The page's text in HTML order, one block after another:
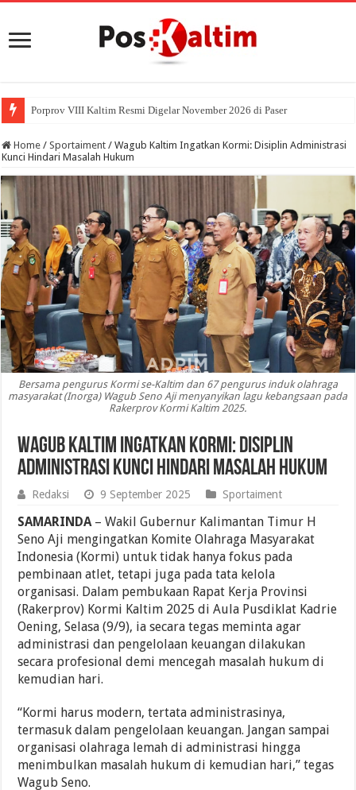
Porprov VIII Kaltim Resmi Digelar November 2026 di Paser
Home / Sportaiment / Wagub Kaltim Ingatkan Kormi: Disiplin Administrasi
Kunci Hindari Masalah Hukum
Bersama pengurus Kormi se-Kaltim dan 67 pengurus induk olahraga
masyarakat (Inorga) Wagub Seno Aji menyanyikan lagu kebangsaan pada
Rakerprov Kormi Kaltim 2025.
Wagub Kaltim Ingatkan Kormi: Disiplin
Administrasi Kunci Hindari Masalah Hukum
Redaksi 9 September 2025 Sportaiment
SAMARINDA– Wakil Gubernur Kalimantan Timur H
Seno Aji mengingatkan Komite Olahraga Masyarakat
Indonesia (Kormi) untuk tidak hanya fokus pada
pembinaan atlet, tetapi juga pada tata kelola
organisasi. Dalam pembukaan Rapat Kerja Provinsi
(Rakerprov) Kormi Kaltim 2025 di Aula Pusdiklat Kadrie
Oening, Selasa (9/9), ia secara tegas meminta agar
administrasi dan pengelolaan keuangan dilakukan
secara profesional demi mencegah masalah hukum di
kemudian hari.
“Kormi harus modern, tertata administrasinya,
termasuk dalam pengelolaan keuangan. Jangan sampai
organisasi olahraga lemah di administrasi hingga
menimbulkan masalah hukum di kemudian hari,” tegas
Wagub Seno.